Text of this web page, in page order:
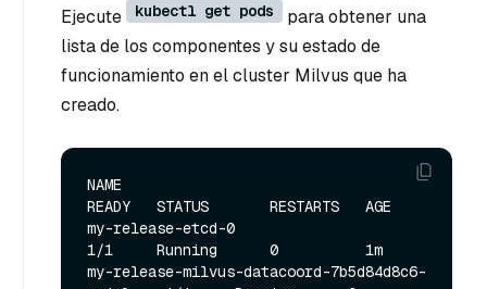
Ejecute kubectl get pods
para obtener una
lista de los componentes y su estado de
funcionamiento en el cluster Milvus que ha
creado.
NAME
READY   STATUS       RESTARTS   AGE
my-release-etcd-0
1/1     Running      0          1m
my-release-milvus-datacoord-7b5d84d8c6-